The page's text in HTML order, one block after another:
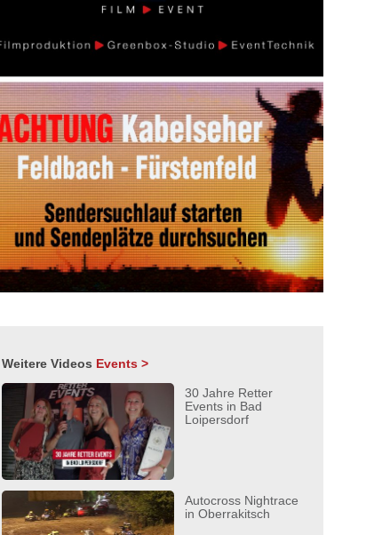
Weitere Videos Events >
30 Jahre Retter
Events in Bad
Loipersdorf
Autocross Nightrace
in Oberrakitsch